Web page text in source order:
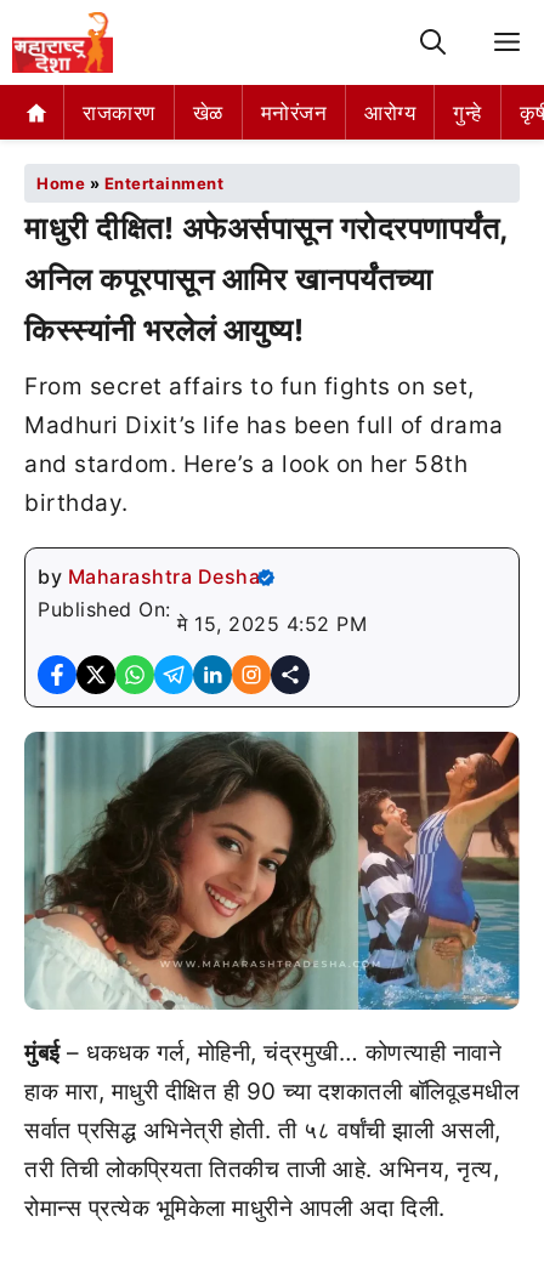
राजकारण खेळ मनोरंजन आरोग्य गुन्हे
Home » Entertainment
माधुरी दीक्षित! अफेअर्सपासून गरोदरपणापर्यंत,
अनिल कपूरपासून आमिर खानपर्यंतच्या
किस्स्यांनी भरलेलं आयुष्य!
From secret affairs to fun fights on set,
Madhuri Dixit’s life has been full of drama
and stardom. Here’s a look on her 58th
birthday.
by Maharashtra Desha
Published On:
मे 15, 2025 4:52 PM
मुंबई– धकधक गर्ल, मोहिनी, चंद्रमुखी… कोणत्याही नावाने
हाक मारा, माधुरी दीक्षित ही 90 च्या दशकातली बॉलिवूडमधील
सर्वात प्रसिद्ध अभिनेत्री होती. ती ५८ वर्षांची झाली असली,
तरी तिची लोकप्रियता तितकीच ताजी आहे. अभिनय, नृत्य,
रोमान्स प्रत्येक भूमिकेला माधुरीने आपली अदा दिली.